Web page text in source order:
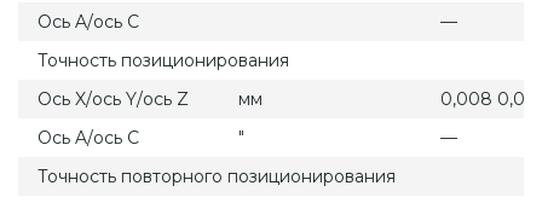
Ось A/ось C
—
Точность позиционирования
Ось X/ось Y/ось Z
мм
0,008
Ось A/ось C
″
—
Точность повторного позиционирования